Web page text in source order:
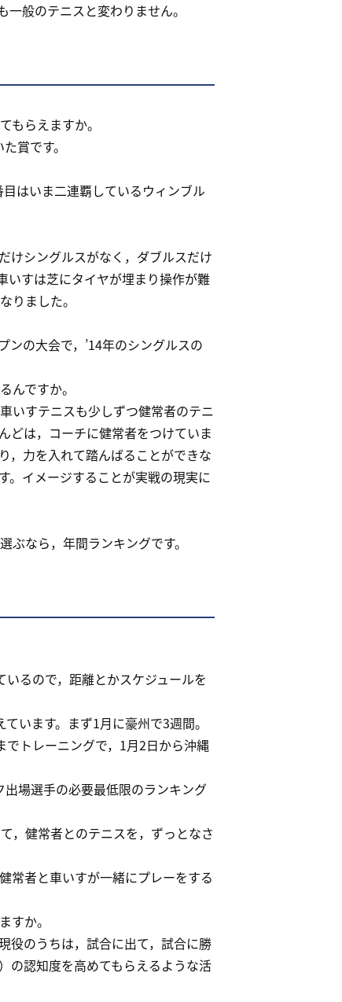
般のテニスと変わりません。
らえますか。
賞です。
はいま二連覇しているウィンブル
けシングルスがなく，ダブルスだけ
いすは芝にタイヤが埋まり操作が難
りました。
の大会で，’14年のシングルスの
んですか。
いすテニスも少しずつ健常者のテニ
どは，コーチに健常者をつけていま
，力を入れて踏んばることができな
。イメージすることが実戦の現実に
なら，年間ランキングです。
るので，距離とかスケジュールを
います。まず1月に豪州で3週間。
でトレーニングで，1月2日から沖縄
場選手の必要最低限のランキング
，健常者とのテニスを，ずっとなさ
常者と車いすが一緒にプレーをする
すか。
役のうちは，試合に出て，試合に勝
の認知度を高めてもらえるような活